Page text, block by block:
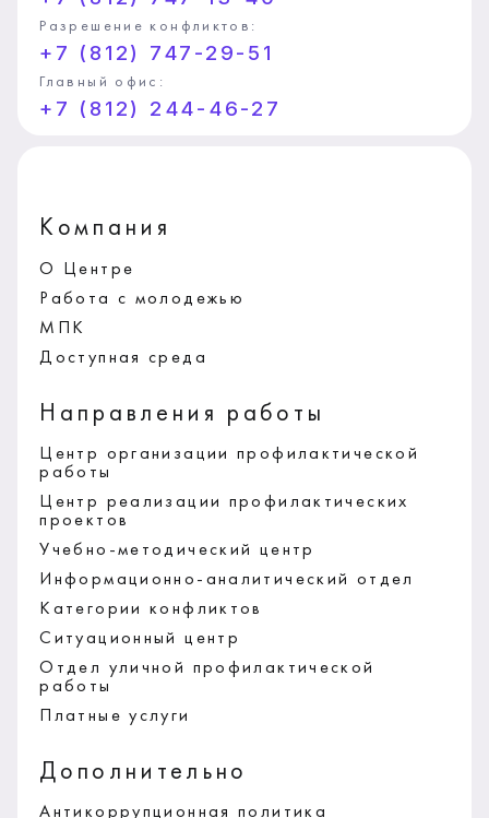
Разрешение конфликтов:
+7 (812) 747-29-51
Главный офис:
+7 (812) 244-46-27
Компания
О Центре
Работа с молодежью
МПК
Доступная среда
Направления работы
Центр организации профилактической
работы
Центр реализации профилактических
проектов
Учебно-методический центр
Информационно-аналитический отдел
Категории конфликтов
Ситуационный центр
Отдел уличной профилактической
работы
Платные услуги
Дополнительно
Антикоррупционная политика